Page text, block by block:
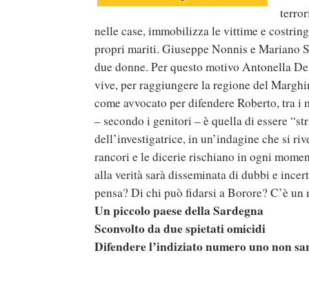
nelle case, immobilizza le vittime e
propri mariti. Giuseppe Nonnis e Mariano
due donne. Per questo motivo Antonella
vive, per raggiungere la regione del
come avvocato per difendere Roberto, tra
– secondo i genitori – è quella di essere
dell’investigatrice, in un’indagine che si
rancori e le dicerie rischiano in ogni
alla verità sarà disseminata di dubbi e
pensa? Di chi può fidarsi a Borore? C’è
Un piccolo paese della Sardegna
Sconvolto da due spietati omicidi
Difendere l’indiziato numero uno non